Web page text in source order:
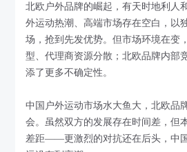
北欧户外品牌的崛起，有天时地利人
外运动热潮、高端市场存在空白，以
场，抢到先发优势。但市场环境在变
型、代理商资源分散；北欧品牌内部
添了更多不确定性。
中国户外运动市场水大鱼大，北欧品
会。虽然双方的发展存在时间差，但
差距——更激烈的对抗还在后头，中